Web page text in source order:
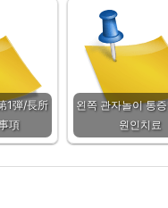
1弾/長所
項
왼쪽 관자놀이 통
원인치료